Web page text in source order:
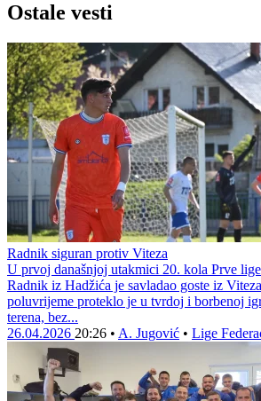
Ostale vesti
Radnik siguran protiv Viteza
U prvoj današnjoj utakmici 20. kola Prve
Radnik iz Hadžića je savladao goste iz
poluvrijeme proteklo je u tvrdoj i borbenoj
terena, bez...
26.04.2026 20:26 • A. Jugović • Lige